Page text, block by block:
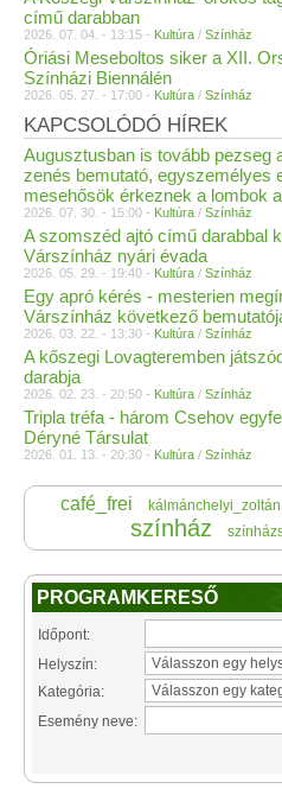
című darabban
2026. 07. 04. - 13:15 - Kultúra / Színház
Óriási Meseboltos siker a XII.
Színházi Biennálén
2026. 05. 27. - 17:00 - Kultúra / Színház
KAPCSOLÓDÓ HÍREK
Augusztusban is tovább pezseg
zenés bemutató, egyszemélyes
mesehősök érkeznek a lombok
2026. 07. 30. - 15:00 - Kultúra / Színház
A szomszéd ajtó című darabbal
Várszínház nyári évada
2026. 05. 29. - 19:40 - Kultúra / Színház
Egy apró kérés - mesterien
Várszínház következő
2026. 03. 22. - 13:30 - Kultúra / Színház
A kőszegi Lovagteremben
darabja
2026. 02. 23. - 20:50 - Kultúra / Színház
Tripla tréfa - három Csehov
Déryné Társulat
2026. 01. 13. - 20:30 - Kultúra / Színház
café_frei kálmánchelyi_zoltán
színház
PROGRAMKERESŐ
Időpont:
Helyszín:
Kategória:
Esemény neve: